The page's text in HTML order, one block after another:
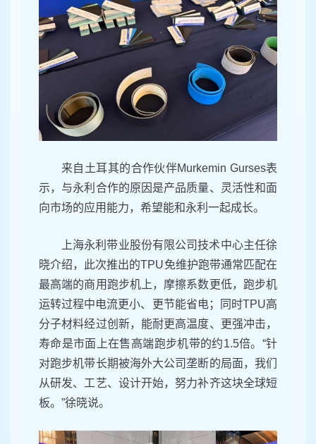
来自土耳其的合作伙伴Murkemin Gurses表
示，与永利合作的原因是产品质量、灵活性和面
向市场的应用能力，希望能和永利一起成长。
上海永利带业股份有限公司技术中心主任徐
晓介绍，此次推出的TPU免维护跑带通常匹配在
最高端的商用跑步机上，摩擦系数更低，跑步机
运转过程中电流更小、更节能省电；同时TPU高
分子材料经过创新，能耐更高温度、更强冲击，
寿命是市面上在售高端跑步机带的约1.5倍。“针
对跑步机带长期被海外大公司垄断的局面，我们
从研发、工艺、设计开始，努力补齐这块全球短
板。”徐晓说。